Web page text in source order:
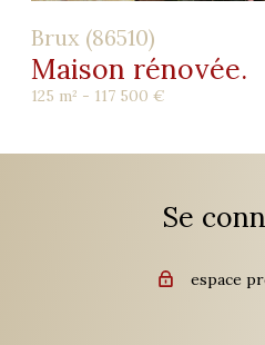
Brux (86510)
Maison rénovée.
125 m² - 117 500 €
Se
espace